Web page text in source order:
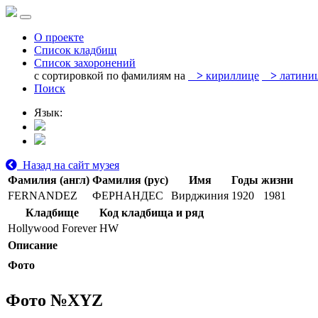
О проекте
Список кладбищ
Список захоронений
с сортировкой по фамилиям на
> кириллице >
Поиск
Язык:
Назад на сайт музея
Фамилия (англ) Фамилия (рус) Имя
Годы жизни
FERNANDEZ
ФЕРНАНДЕС Вирджиния 1920
1981
Кладбище
Код кладбища и ряд
Hollywood Forever HW
Описание
Фото
Фото №XYZ